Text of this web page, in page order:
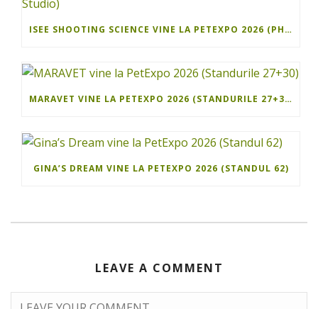
ISEE SHOOTING SCIENCE VINE LA PETEXPO 2026 (PHOTO STUDIO)
MARAVET VINE LA PETEXPO 2026 (STANDURILE 27+30)
GINA’S DREAM VINE LA PETEXPO 2026 (STANDUL 62)
LEAVE A COMMENT